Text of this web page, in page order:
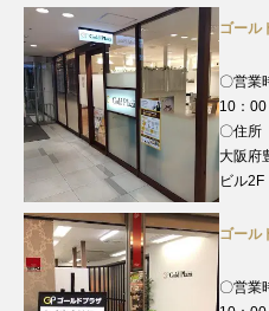
ゴール
〇営業
10
〇住所
大阪府
ビル2F
ゴール
〇営業